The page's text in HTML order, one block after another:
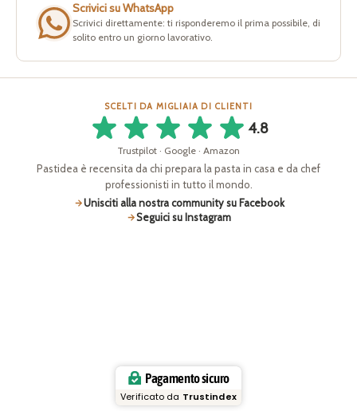
Scrivici su WhatsApp
Scrivici direttamente: ti risponderemo il prima possibile, di
solito entro un giorno lavorativo.
SCELTI DA MIGLIAIA DI CLIENTI
4.8
Trustpilot · Google · Amazon
Pastidea è recensita da chi prepara la pasta in casa e da chef
professionisti in tutto il mondo.
Unisciti alla nostra community su Facebook
Seguici su Instagram
Pagamento sicuro
Verificato da Trustindex